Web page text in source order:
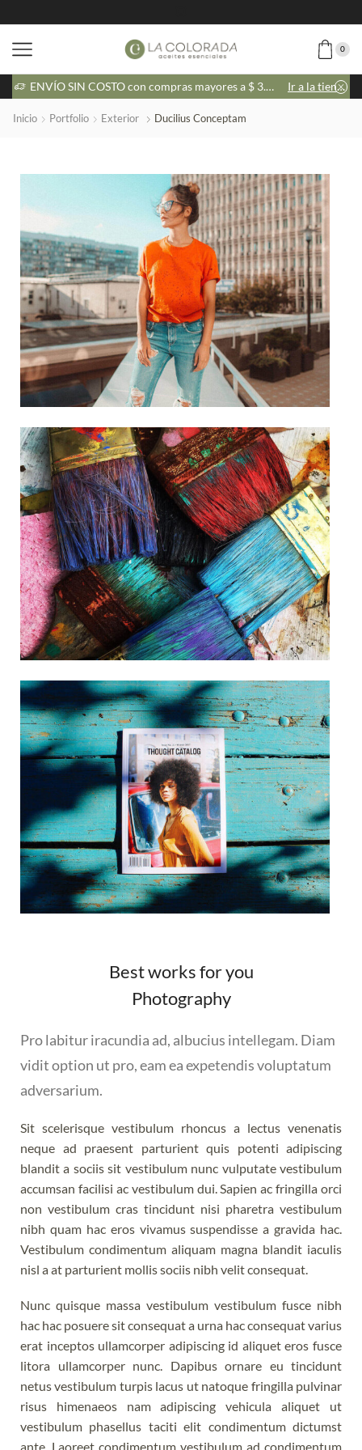
0
ENVÍO SIN COSTO con compras mayores a $ 3.000 Ir a la tienda
Inicio Portfolio Exterior Ducilius Conceptam
Best works for you
Photography
Pro labitur iracundia ad, albucius intellegam. Diam
vidit option ut pro, eam ea expetendis voluptatum
adversarium.
Sit scelerisque vestibulum rhoncus a lectus venenatis
neque ad praesent parturient quis potenti adipiscing
blandit a sociis sit vestibulum nunc vulputate vestibulum
accumsan facilisi ac vestibulum dui. Sapien ac fringilla orci
non vestibulum cras tincidunt nisi pharetra vestibulum
nibh quam hac eros vivamus suspendisse a gravida hac.
Vestibulum condimentum aliquam magna blandit iaculis
nisl a at parturient mollis sociis nibh velit consequat.
Nunc quisque massa vestibulum vestibulum fusce nibh
hac hac posuere sit consequat a urna hac consequat varius
erat inceptos ullamcorper adipiscing id aliquet eros fusce
litora ullamcorper nunc. Dapibus ornare eu tincidunt
netus vestibulum turpis lacus ut natoque fringilla pulvinar
risus himenaeos nam adipiscing vehicula aliquet ut
vestibulum phasellus taciti elit condimentum dictumst
ante. Laoreet condimentum vestibulum ad condimentum